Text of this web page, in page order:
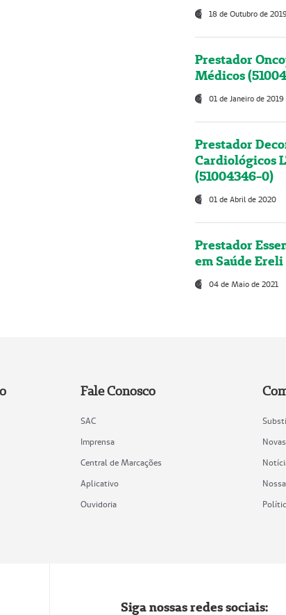
18 de Outubro de
Prestador
Médicos
01 de Janeiro de 2019
Prestador
Cardiológicos
(51004346-0)
01 de Abril de 2020
Prestador
em Saúde
04 de Maio de 2021
Fale Conosco
SAC
Imprensa
Central de Marcações
Aplicativo
Ouvidoria
Siga nossas redes sociais: